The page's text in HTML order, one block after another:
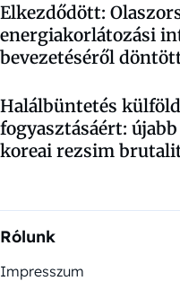
Elkezdődött:
energiakorlátozási
bevezetéséről
Halálbüntetés
fogyasztásáért:
koreai rezsim
Rólunk
Impresszum